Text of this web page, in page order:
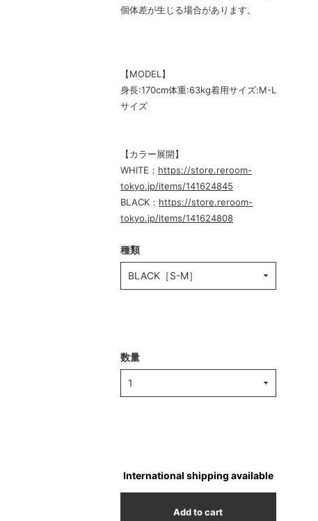
個体差が生じる場合があります。
【MODEL】
身長:170cm体重:63kg着用サイズ:M-L
サイズ
【カラー展開】
WHITE： https://store.reroom-
tokyo.jp/items/141624845
BLACK： https://store.reroom-
tokyo.jp/items/141624808
種類
数量
International shipping available
Add to cart